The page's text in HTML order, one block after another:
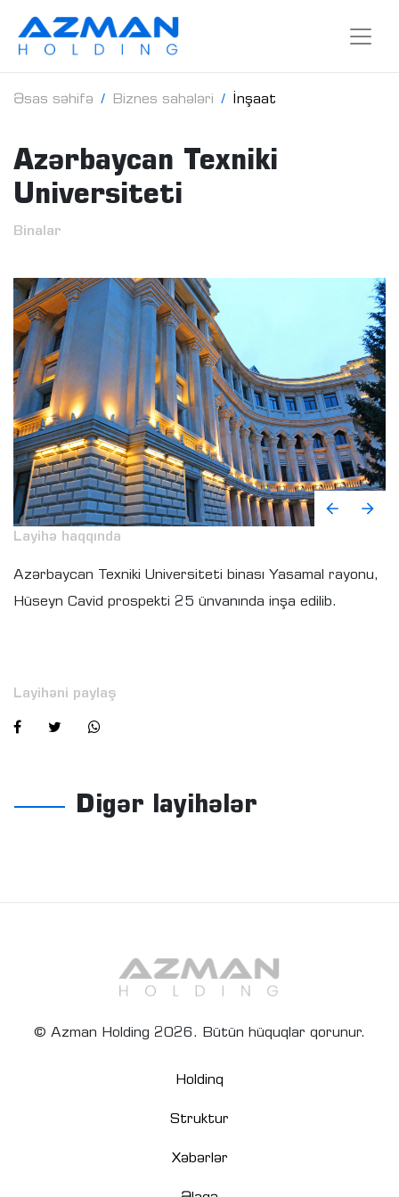
Əsas səhifə Biznes sahələri İnşaat
Azərbaycan Texniki
Universiteti
Binalar
Layihə haqqında
Azərbaycan Texniki Universiteti binası Yasamal rayonu,
Hüseyn Cavid prospekti 25 ünvanında inşa edilib.
Layihəni paylaş
Digər layihələr
© Azman Holding 2026. Bütün hüquqlar qorunur.
Holdinq
Struktur
Xəbərlər